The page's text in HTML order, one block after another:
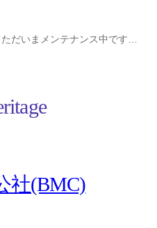
ただいまメンテナンス中です…
社(BMC)